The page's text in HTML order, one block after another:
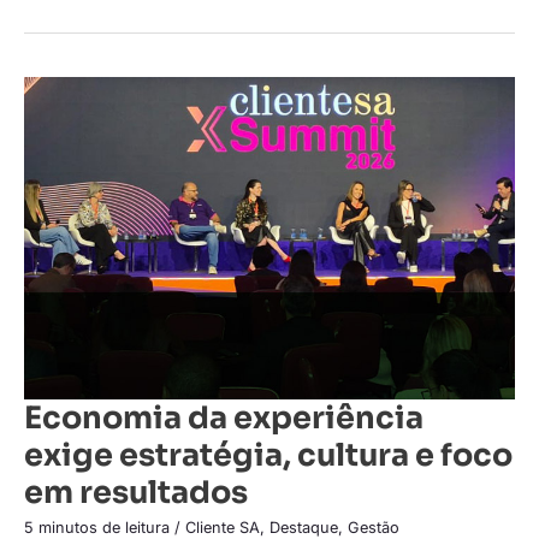
Economia da experiência
exige estratégia, cultura e foco
em resultados
5 minutos de leitura / Cliente SA, Destaque, Gestão
Economia
e
foco
em
resultados